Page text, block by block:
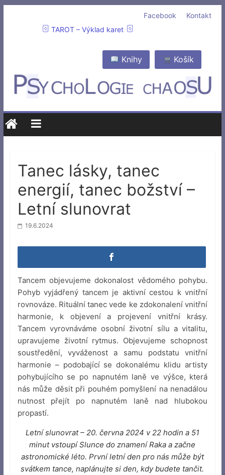
Kontakt
Facebook
TAROT – Výklad karet
Košík
Knihy
Tanec lásky, tanec
energií, tanec božství –
Letní slunovrat
19.6.2024
Tancem objevujeme dokonalost vědomého pohybu.
Pohyb vyjádřený tancem je aktivní cestou k vnitřní
rovnováze. Rituální tanec vede ke zdokonalení vnitřní
harmonie, k objevení a projevení vnitřní krásy.
Tancem vyrovnáváme osobní životní sílu a vitalitu,
upravujeme životní rytmus. Objevujeme schopnost
soustředění, vyváženost a samu podstatu vnitřní
harmonie – podobající se dokonalému klidu artisty
pohybujícího se po napnutém laně ve výšce, která
nás může děsit při pouhém pomyšlení na nenadálou
nutnost přejít po napnutém laně nad hlubokou
propastí.
Letní slunovrat – 20. června 2024 v 22 hodin a 51
minut vstoupí Slunce do znamení Raka a začne
astronomické léto. První letní den pro nás může být
svátkem tance, naplánujte si den, kdy budete tančit.